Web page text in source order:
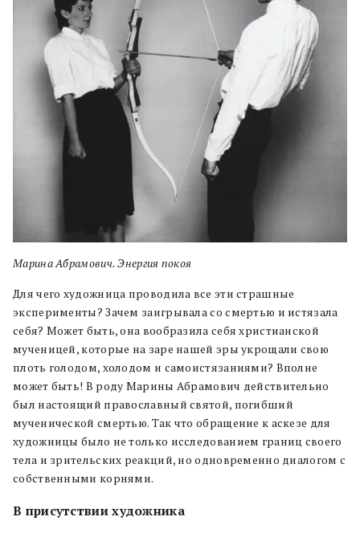
Марина Абрамович. Энергия покоя
Для чего художница проводила все эти страшные
эксперименты? Зачем заигрывала со смертью и истязала
себя? Может быть, она вообразила себя христианской
мученицей, которые на заре нашей эры укрощали свою
плоть голодом, холодом и самоистязаниями? Вполне
может быть! В роду Марины Абрамович действительно
был настоящий православный святой, погибший
мученической смертью. Так что обращение к аскезе для
художницы было не только исследованием границ своего
тела и зрительских реакций, но одновременно диалогом с
собственными корнями.
В присутствии художника